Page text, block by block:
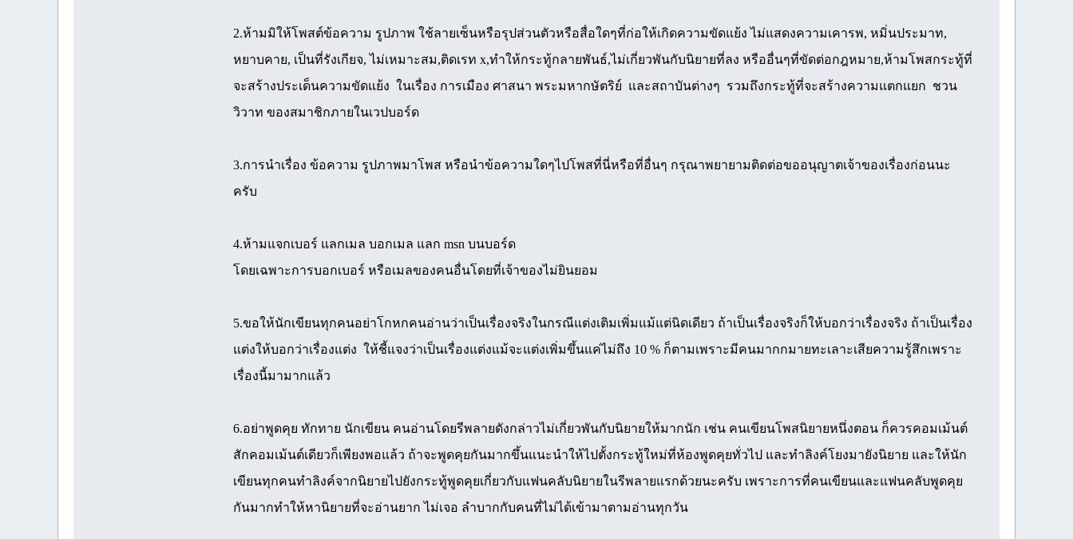
2.ห้ามมิให้โพสต์ข้อความ รูปภาพ ใช้ลายเซ็นหรือรุปส่วนตัวหรือสื่อใดๆที่ก่อให้เกิดความขัดแย้ง ไม่แสดงความเคารพ, หมิ่นประมาท,
หยาบคาย, เป็นที่รังเกียจ, ไม่เหมาะสม,ติดเรท x,ทำให้กระทู้กลายพันธ์,ไม่เกี่ยวพันกับนิยายที่ลง หรืออื่นๆที่ขัดต่อกฎหมาย,ห้ามโพสกระทู้ที่
จะสร้างประเด็นความขัดแย้ง ในเรื่อง การเมือง ศาสนา พระมหากษัตริย์ และสถาบันต่างๆ รวมถึงกระทู้ที่จะสร้างความแตกแยก ชวน
วิวาท ของสมาชิกภายในเวปบอร์ด
3.การนำเรื่อง ข้อความ รูปภาพมาโพส หรือนำข้อความใดๆไปโพสที่นี่หรือที่อื่นๆ กรุณาพยายามติดต่อขออนุญาตเจ้าของเรื่องก่อนนะ
ครับ
4.ห้ามแจกเบอร์ แลกเมล บอกเมล แลก msn บนบอร์ด
โดยเฉพาะการบอกเบอร์ หรือเมลของคนอื่นโดยที่เจ้าของไม่ยินยอม
5.ขอให้นักเขียนทุกคนอย่าโกหกคนอ่านว่าเป็นเรื่องจริงในกรณีแต่งเติมเพิ่มแม้แต่นิดเดียว ถ้าเป็นเรื่องจริงก็ให้บอกว่าเรื่องจริง ถ้าเป็นเรื่อง
แต่งให้บอกว่าเรื่องแต่ง ให้ชี้แจงว่าเป็นเรื่องแต่งแม้จะแต่งเพิ่มขึ้นแค่ไม่ถึง 10 % ก็ตามเพราะมีคนมากกมายทะเลาะเสียความรู้สึกเพราะ
เรื่องนี้มามากแล้ว
6.อย่าพูดคุย ทักทาย นักเขียน คนอ่านโดยรีพลายดังกล่าวไม่เกี่ยวพันกับนิยายให้มากนัก เช่น คนเขียนโพสนิยายหนึ่งตอน ก็ควรคอมเม้นต์
สักคอมเม้นต์เดียวก็เพียงพอแล้ว ถ้าจะพูดคุยกันมากขึ้นแนะนำให้ไปตั้งกระทู้ใหม่ที่ห้องพูดคุยทั่วไป และทำลิงค์โยงมายังนิยาย และให้นัก
เขียนทุกคนทำลิงค์จากนิยายไปยังกระทู้พูดคุยเกี่ยวกับแฟนคลับนิยายในรีพลายแรกด้วยนะครับ เพราะการที่คนเขียนและแฟนคลับพูดคุย
กันมากทำให้หานิยายที่จะอ่านยาก ไม่เจอ ลำบากกับคนที่ไม่ได้เข้ามาตามอ่านทุกวัน